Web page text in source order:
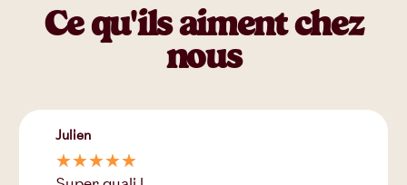
Ce qu'ils aiment chez
nous
Justine
☆☆☆☆☆